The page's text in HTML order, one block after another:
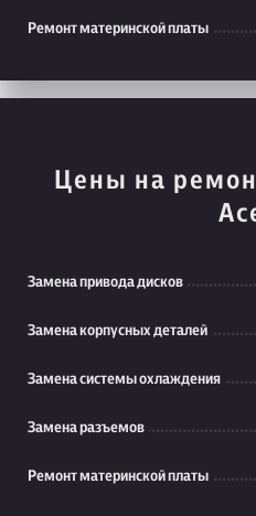
Ремонт материнской платы
Цены на
Замена привода дисков
Замена корпусных деталей
Замена системы охлаждения
Замена разъемов
Ремонт материнской платы